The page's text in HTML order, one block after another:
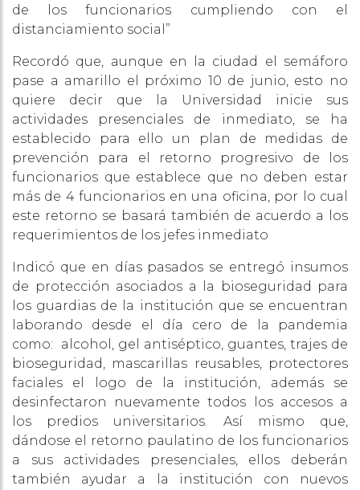
de los funcionarios cumpliendo con el
distanciamiento social”
Recordó que, aunque en la ciudad el semáforo
pase a amarillo el próximo 10 de junio, esto no
quiere decir que la Universidad inicie sus
actividades presenciales de inmediato, se ha
establecido para ello un plan de medidas de
prevención para el retorno progresivo de los
funcionarios que establece que no deben estar
más de 4 funcionarios en una oficina, por lo cual
este retorno se basará también de acuerdo a los
requerimientos de los jefes inmediato
Indicó que en días pasados se entregó insumos
de protección asociados a la bioseguridad para
los guardias de la institución que se encuentran
laborando desde el día cero de la pandemia
como: alcohol, gel antiséptico, guantes, trajes de
bioseguridad, mascarillas reusables, protectores
faciales el logo de la institución, además se
desinfectaron nuevamente todos los accesos a
los predios universitarios. Así mismo que,
dándose el retorno paulatino de los funcionarios
a sus actividades presenciales, ellos deberán
también ayudar a la institución con nuevos